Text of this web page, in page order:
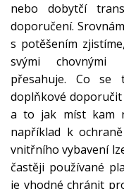
nebo dobytčí
doporučení.
s potěšením
svými chovnými
přesahuje. Co se
doplňkové
a to jak míst kam
například k
vnitřního vybavení
častěji používané
je vhodné chránit